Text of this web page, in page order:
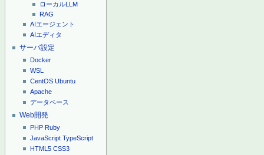
ローカルLLM
RAG
AIエージェント
AIエディタ
サーバ設定
Docker
WSL
CentOS Ubuntu
Apache
データベース
Web開発
PHP Ruby
JavaScript TypeScript
HTML5 CSS3